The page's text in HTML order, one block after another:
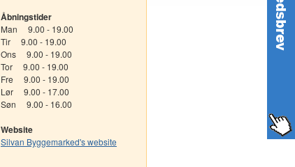
Åbningstider
Man 9.00 - 19.00
Tir 9.00 - 19.00
Ons 9.00 - 19.00
Tor 9.00 - 19.00
Fre 9.00 - 19.00
Lør 9.00 - 17.00
Søn 9.00 - 16.00
Website
Silvan Byggemarked's website